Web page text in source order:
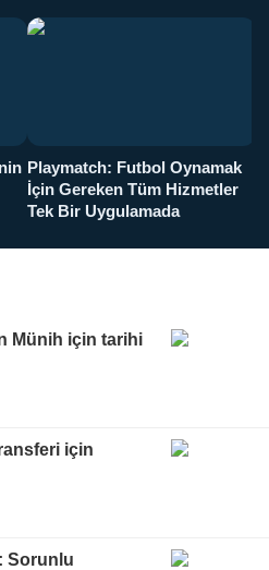
Playmatch: Futbol Oynamak
İçin Gereken Tüm Hizmetler
Tek Bir Uygulamada
Münih için tarihi
için
Sorunlu